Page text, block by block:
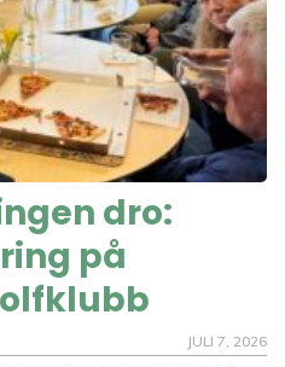
dro:
på
JULI 7, 2026